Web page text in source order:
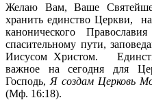
Желаю Вам, Ваше
хранить единство Церкви,
канонического
спасительному пути,
Иисусом Христом.
важное на сегодня для
Господь, Я создам Церковь
(Мф. 16:18).